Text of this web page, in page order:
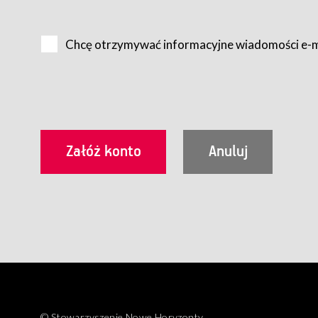
Usługobiorca przed rozpoczęciem korzystania z
utrwalenie i wydrukowanie.
§ 3
Korzystanie ze wszystkich aplikacji Serwisu może być
Chcę otrzymywać informacyjne wiadomości e-